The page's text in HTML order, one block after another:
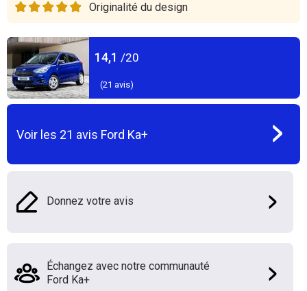
Originalité du design
14,1 /20
(21 avis)
Voir les 21 avis Ford Ka+
Donnez votre avis
Échangez avec notre communauté
Ford Ka+